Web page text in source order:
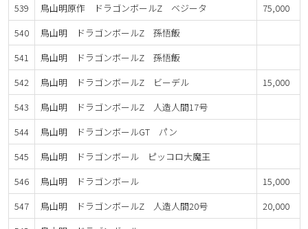
539
鳥山明原作 ドラゴンボールZ ベジータ
75,000
540
鳥山明 ドラゴンボールZ 孫悟飯
541
鳥山明 ドラゴンボールZ 孫悟飯
542
鳥山明 ドラゴンボールZ ビーデル
15,000
543
鳥山明 ドラゴンボールZ 人造人間17号
544
鳥山明 ドラゴンボールGT パン
545
鳥山明 ドラゴンボール ピッコロ大魔王
546
鳥山明 ドラゴンボール
15,000
547
鳥山明 ドラゴンボールZ 人造人間20号
20,000